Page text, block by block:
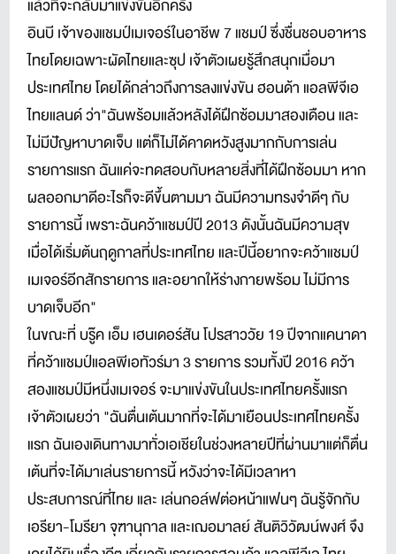
แล้วที่จะกลับมาแข่งขันอีกครั้ง
อินบี เจ้าของแชมป์เมเจอร์ในอาชีพ 7 แชมป์ ซึ่งชื่นชอบอาหาร
ไทยโดยเฉพาะผัดไทยและซุป เจ้าตัวเผยรู้สึกสนุกเมื่อมา
ประเทศไทย โดยได้กล่าวถึงการลงแข่งขัน ฮอนด้า แอลพีจีเอ
ไทยแลนด์ ว่า"ฉันพร้อมแล้วหลังได้ฝึกซ้อมมาสองเดือน และ
ไม่มีปัญหาบาดเจ็บ แต่ก็ไม่ได้คาดหวังสูงมากกับการเล่น
รายการแรก ฉันแค่จะทดสอบกับหลายสิ่งที่ได้ฝึกซ้อมมา หาก
ผลออกมาดีอะไรก็จะดีขึ้นตามมา ฉันมีความทรงจำดีๆ กับ
รายการนี้ เพราะฉันคว้าแชมป์ปี 2013 ดังนั้นฉันมีความสุข
เมื่อได้เริ่มต้นฤดูกาลที่ประเทศไทย และปีนี้อยากจะคว้าแชมป์
เมเจอร์อีกสักรายการ และอยากให้ร่างกายพร้อม ไม่มีการ
บาดเจ็บอีก"
ในขณะที่ บรู๊ค เอ็ม เฮนเดอร์สัน โปรสาววัย 19 ปีจากแคนาดา
ที่คว้าแชมป์แอลพีเอทัวร์มา 3 รายการ รวมทั้งปี 2016 คว้า
สองแชมป์มีหนึ่งเมเจอร์ จะมาแข่งขันในประเทศไทยครั้งแรก
เจ้าตัวเผยว่า "ฉันตื่นเต้นมากที่จะได้มาเยือนประเทศไทยครั้ง
แรก ฉันเองเดินทางมาทั่วเอเชียในช่วงหลายปีที่ผ่านมาแต่ก็ตื่น
เต้นที่จะได้มาเล่นรายการนี้ หวังว่าจะได้มีเวลาหา
ประสบการณ์ที่ไทย และ เล่นกอล์ฟต่อหน้าแฟนๆ ฉันรู้จักกับ
เอรียา-โมรียา จุฑานุกาล และเฌอมาลย์ สันติวิวัฒน์พงศ์ จึง